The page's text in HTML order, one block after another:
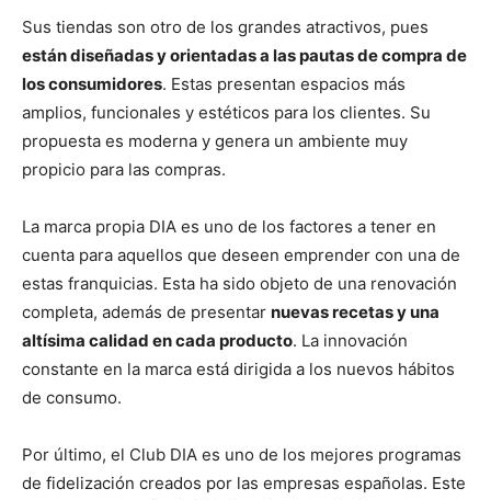
Sus tiendas son otro de los grandes atractivos, pues
están diseñadas y orientadas a las pautas de compra de
los consumidores. Estas presentan espacios más
amplios, funcionales y estéticos para los clientes. Su
propuesta es moderna y genera un ambiente muy
propicio para las compras.
La marca propia DIA es uno de los factores a tener en
cuenta para aquellos que deseen emprender con una de
estas franquicias. Esta ha sido objeto de una renovación
completa, además de presentar nuevas recetas y una
altísima calidad en cada producto. La innovación
constante en la marca está dirigida a los nuevos hábitos
de consumo.
Por último, el Club DIA es uno de los mejores programas
de fidelización creados por las empresas españolas. Este